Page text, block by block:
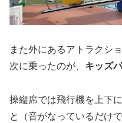
また外にあるアトラクシ
次に乗ったのが、 キッズ
操縦席では飛行機を上下
と（音がなっているだけ